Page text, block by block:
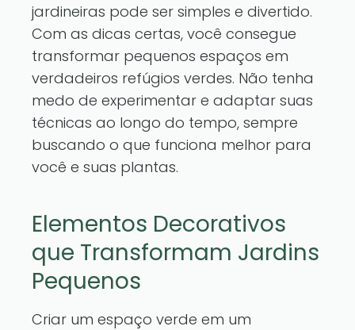
jardineiras pode ser simples e divertido.
Com as dicas certas, você consegue
transformar pequenos espaços em
verdadeiros refúgios verdes. Não tenha
medo de experimentar e adaptar suas
técnicas ao longo do tempo, sempre
buscando o que funciona melhor para
você e suas plantas.
Elementos Decorativos
que Transformam Jardins
Pequenos
Criar um espaço verde em um